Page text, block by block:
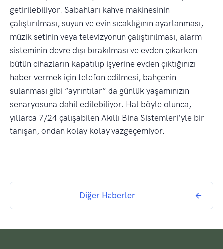
getirilebiliyor. Sabahları kahve makinesinin
çalıştırılması, suyun ve evin sıcaklığının ayarlanması,
müzik setinin veya televizyonun çalıştırılması, alarm
sisteminin devre dışı bırakılması ve evden çıkarken
bütün cihazların kapatılıp işyerine evden çıktığınızı
haber vermek için telefon edilmesi, bahçenin
sulanması gibi “ayrıntılar” da günlük yaşamınızın
senaryosuna dahil edilebiliyor. Hal böyle olunca,
yıllarca 7/24 çalışabilen Akıllı Bina Sistemleri’yle bir
tanışan, ondan kolay kolay vazgeçemiyor.
Diğer Haberler